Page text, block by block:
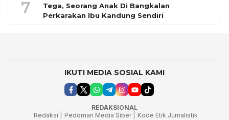
7
Tega, Seorang Anak Di Bangkalan
Perkarakan Ibu Kandung Sendiri
IKUTI MEDIA SOSIAL KAMI
REDAKSIONAL
Redaksi |
Pedoman Media Siber |
Kode Etik Jurnalistik